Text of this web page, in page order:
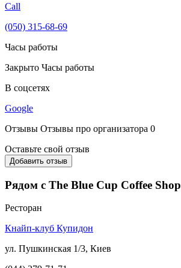
Call
(050) 315-68-69
Часы работы
Закрыто Часы работы
В соцсетях
Google
Отзывы Отзывы про организатора 0
Оставьте свой отзыв
Добавить отзыв
Рядом с The Blue Cup Coffee Shop
Ресторан
Кнайп-клуб Купидон
ул. Пушкинская 1/3, Киев